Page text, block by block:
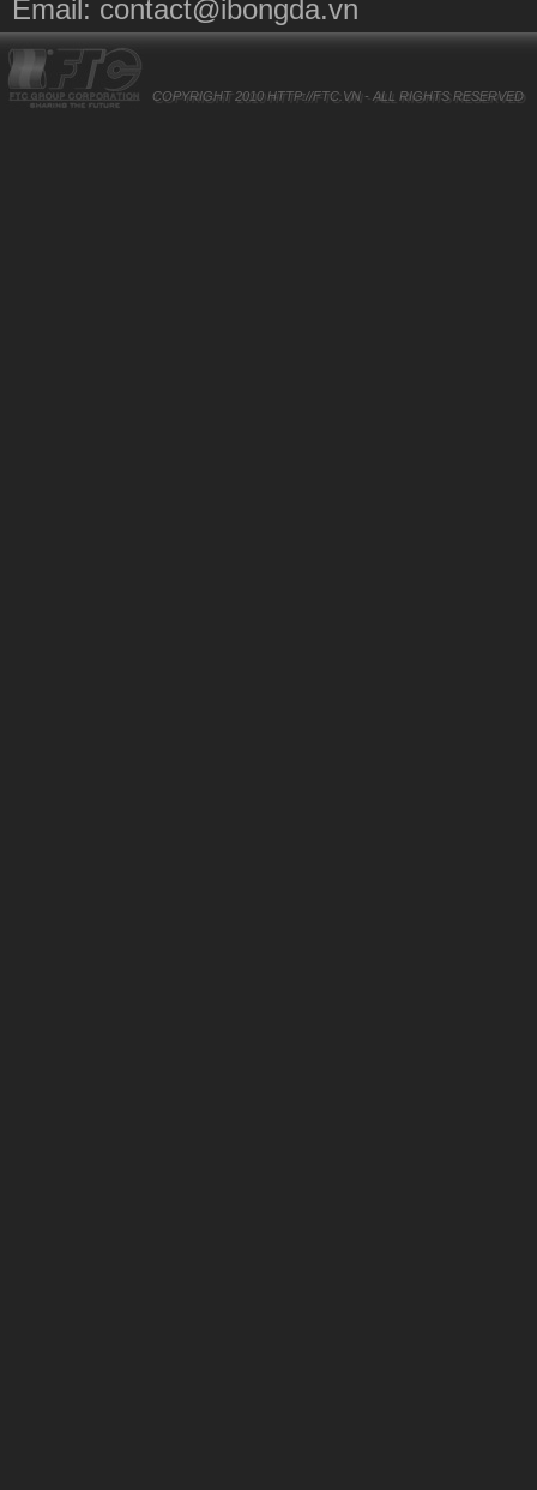
Email: contact@ibongda.vn
COPYRIGHT 2010 HTTP://FTC.VN - ALL RIGHTS RESERVED